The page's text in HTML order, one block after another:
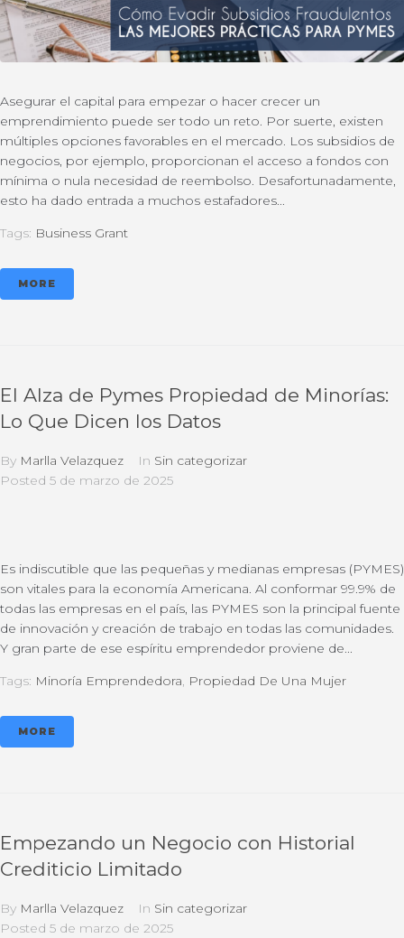
Asegurar el capital para empezar o hacer crecer un
emprendimiento puede ser todo un reto. Por suerte, existen
múltiples opciones favorables en el mercado. Los subsidios de
negocios, por ejemplo, proporcionan el acceso a fondos con
mínima o nula necesidad de reembolso. Desafortunadamente,
esto ha dado entrada a muchos estafadores...
Tags: Business Grant
MORE
El Alza de Pymes Propiedad de Minorías:
Lo Que Dicen los Datos
By Marlla Velazquez In Sin categorizar
Posted 5 de marzo de 2025
Es indiscutible que las pequeñas y medianas empresas (PYMES)
son vitales para la economía Americana. Al conformar 99.9% de
todas las empresas en el país, las PYMES son la principal fuente
de innovación y creación de trabajo en todas las comunidades.
Y gran parte de ese espíritu emprendedor proviene de...
Tags: Minoría Emprendedora, Propiedad De Una Mujer
MORE
Empezando un Negocio con Historial
Crediticio Limitado
By Marlla Velazquez In Sin categorizar
Posted 5 de marzo de 2025